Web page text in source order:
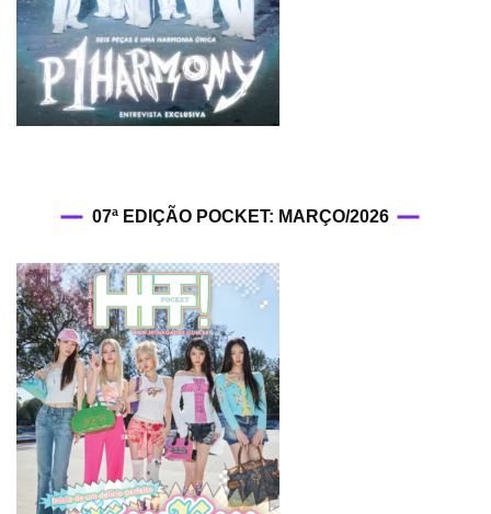
07ª EDIÇÃO POCKET: MARÇO/2026